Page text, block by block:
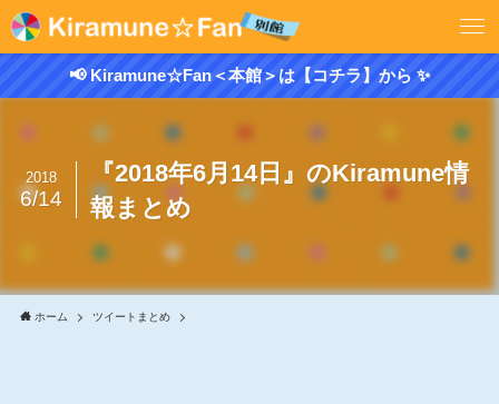
📢 Kiramune☆Fan＜本館＞は【コチラ】から ✨
『2018年6月14日』のKiramune情
報まとめ
2018
6/14
ホーム ツイートまとめ